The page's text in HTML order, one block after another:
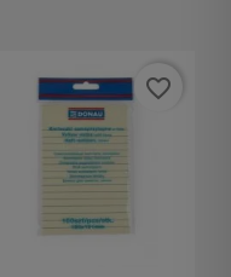
favorite_border